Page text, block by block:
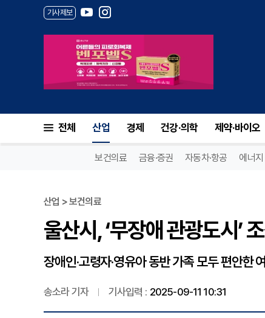
기사제보
전체 산업 경제 건강·의학 제약·바이오
보건의료 금융·증권 자동차·항공 에너지
산업 > 보건의료
울산시, ‘무장애 관광도시’
장애인·고령자·영유아 동반 가족 모두 편안한
송소라 기자 기사입력 : 2025-09-11 10:31